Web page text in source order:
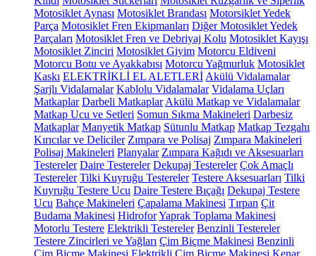
Motosiklet Aynası Motosiklet Brandası Motorsiklet Yedek
Parça Motosiklet Fren Ekipmanları Diğer Motosiklet Yedek
Parçaları Motosiklet Fren ve Debriyaj Kolu Motosiklet Kayışı
Motosiklet Zinciri Motosiklet Giyim Motorcu Eldiveni
Motorcu Botu ve Ayakkabısı Motorcu Yağmurluk Motosiklet
Kaskı ELEKTRİKLİ EL ALETLERİ Akülü Vidalamalar
Şarjlı Vidalamalar Kablolu Vidalamalar Vidalama Uçları
Matkaplar Darbeli Matkaplar Akülü Matkap ve Vidalamalar
Matkap Ucu ve Setleri Somun Sıkma Makineleri Darbesiz
Matkaplar Manyetik Matkap Sütunlu Matkap Matkap Tezgahı
Kırıcılar ve Deliciler Zımpara ve Polisaj Zımpara Makineleri
Polisaj Makineleri Planyalar Zımpara Kağıdı ve Aksesuarları
Testereler Daire Testereler Dekupaj Testereler Çok Amaçlı
Testereler Tilki Kuyruğu Testereler Testere Aksesuarları Tilki
Kuyruğu Testere Ucu Daire Testere Bıçağı Dekupaj Testere
Ucu Bahçe Makineleri Çapalama Makinesi Tırpan Çit
Budama Makinesi HidroforYaprak Toplama Makinesi
Motorlu Testere Elektrikli Testereler Benzinli Testereler
Testere Zincirleri ve Yağları Çim Biçme Makinesi Benzinli
Çim Biçme Makinesi Elektrikli Çim Biçme Makinesi Kenar